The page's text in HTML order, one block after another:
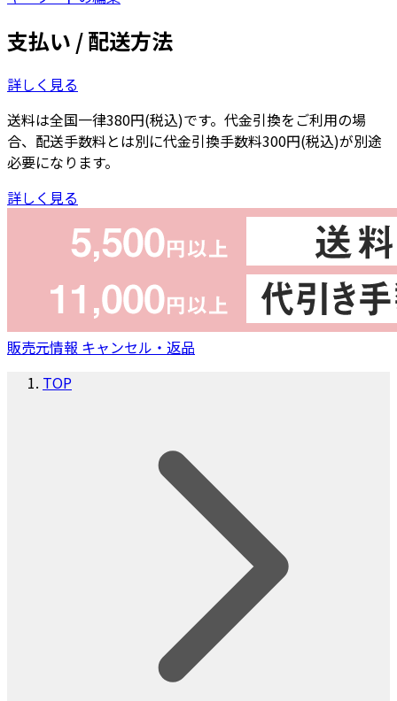
支払い / 配送方法
詳しく見る
送料は全国一律380円(税込)です。代金引換をご利用の場
合、配送手数料とは別に代金引換手数料300円(税込)が別途
必要になります。
詳しく見る
販売元情報 キャンセル・返品
TOP